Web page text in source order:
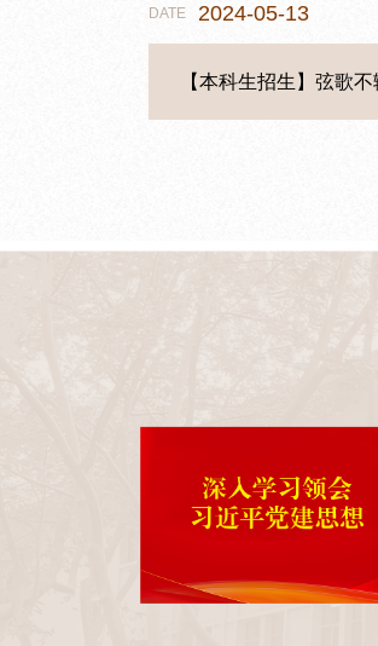
DATE 2024-05-13
DATE 2025-03-23
DATE 05-22
DATE 06-18
DATE 04-22